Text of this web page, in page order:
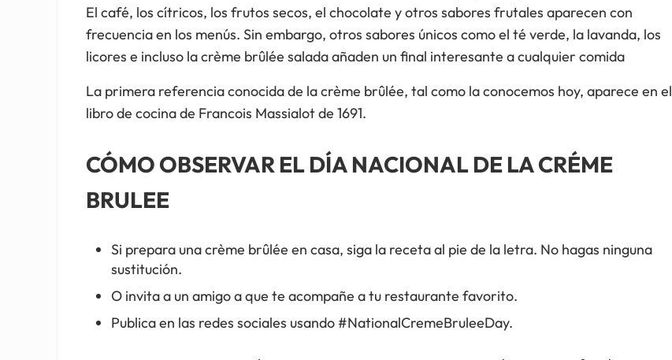
El café, los cítricos, los frutos secos, el chocolate y otros sabores frutales aparecen con
frecuencia en los menús. Sin embargo, otros sabores únicos como el té verde, la lavanda, los
licores e incluso la crème brûlée salada añaden un final interesante a cualquier comida
La primera referencia conocida de la crème brûlée, tal como la conocemos hoy, aparece en el
libro de cocina de Francois Massialot de 1691.
CÓMO OBSERVAR EL DÍA NACIONAL DE LA CRÉME
BRULEE
Si prepara una crème brûlée en casa, siga la receta al pie de la letra. No hagas ninguna
sustitución.
O invita a un amigo a que te acompañe a tu restaurante favorito.
Publica en las redes sociales usando #NationalCremeBruleeDay.